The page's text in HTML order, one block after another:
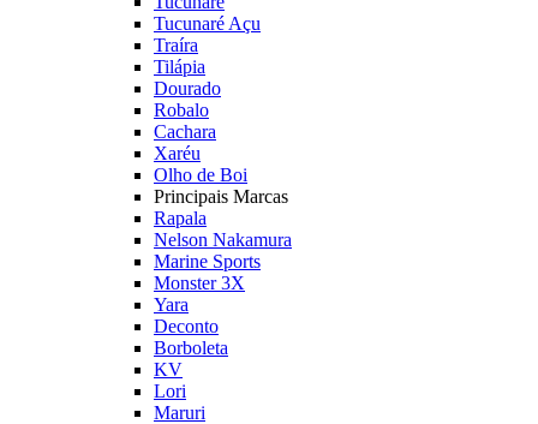
Tucunaré Açu
Traíra
Tilápia
Dourado
Robalo
Cachara
Xaréu
Olho de Boi
Principais Marcas
Rapala
Nelson Nakamura
Marine Sports
Monster 3X
Yara
Deconto
Borboleta
KV
Lori
Maruri